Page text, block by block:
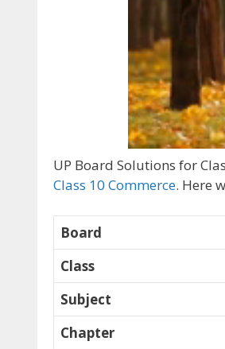
UP Board Solutions for
Class 10 Commerce. Here
Board
Class
Subject
Chapter